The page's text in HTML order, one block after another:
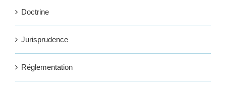
Doctrine
Jurisprudence
Réglementation